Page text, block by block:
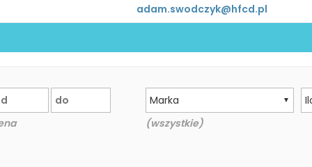
adam.swodczyk@hfcd.pl
▼
Marka
(wszystkie)